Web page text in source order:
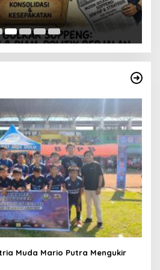
Muda Mario Putra Mengukir